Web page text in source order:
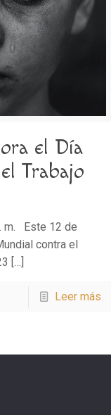
el Día
Trabajo
m. Este 12 de
contra el
[…]
Leer más